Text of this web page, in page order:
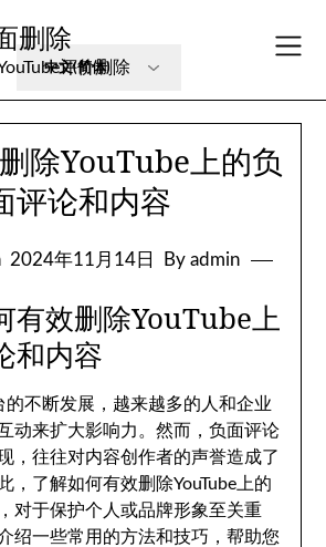
删除
评价删除
除YouTube上的负
评论和内容
2024年11月14日 By admin
有效删除YouTube上
和内容
的不断发展，越来越多的人和企业
动来扩大影响力。然而，负面评论
，往往对内容创作者的声誉造成了
，了解如何有效删除YouTube上的
对于保护个人或品牌形象至关重
绍一些常用的方法和技巧，帮助您